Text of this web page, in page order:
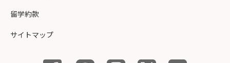
留学約款
サイトマップ